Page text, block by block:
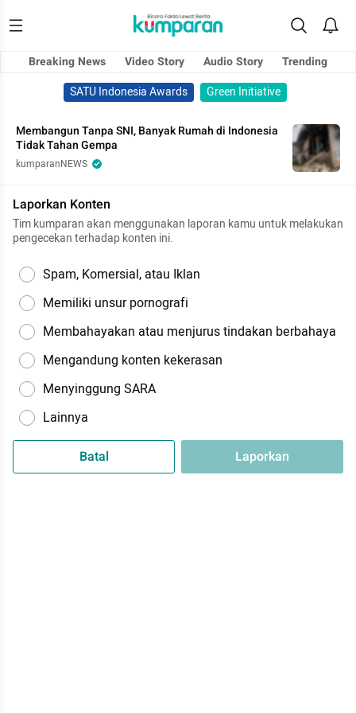
Breaking News Video Story Audio Story
Trending
SATU Indonesia Awards
Green Initiative
Membangun Tanpa SNI, Banyak Rumah di Indonesia
Tidak Tahan Gempa
kumparanNEWS
Laporkan Konten
Tim kumparan akan menggunakan laporan kamu untuk melakukan
pengecekan terhadap konten ini.
Spam, Komersial, atau Iklan
Memiliki unsur pornografi
Membahayakan atau menjurus tindakan berbahaya
Mengandung konten kekerasan
Menyinggung SARA
Lainnya
Batal Laporkan